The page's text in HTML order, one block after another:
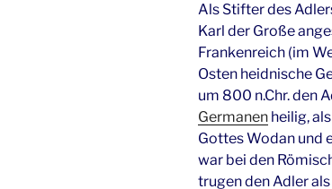
Als Stifter des
Karl der Große
Frankenreich (im
Osten heidnische
um 800 n.Chr. den
Germanen heilig,
Gottes Wodan und
war bei den
trugen den Adler